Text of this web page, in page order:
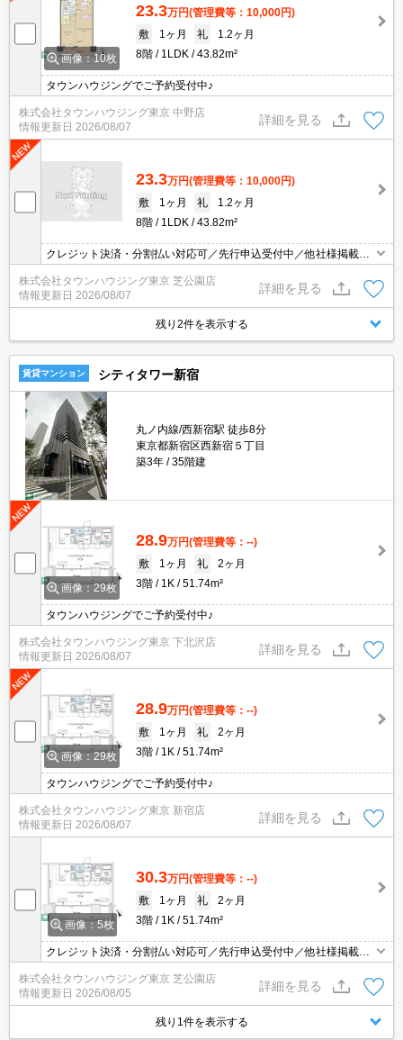
画像：10枚
23.3万円(管理費等：10,000円)
敷
1ヶ月 礼
1.2ヶ月
8階
1LDK 43.82m²
タウンハウジングでご予約受付中♪
株式会社タウンハウジング東京 中野店
情報更新日 2026/08/07
詳細を見る
23.3万円(管理費等：10,000円)
敷
1ヶ月 礼
1.2ヶ月
8階
1LDK 43.82m²
クレジット決済・分割払い対応可／先行申込受付中／他社様掲載物
件もまとめてご案内可能／専任物件多数あり
株式会社タウンハウジング東京 芝公園店
情報更新日 2026/08/07
詳細を見る
残り2件を表示する
賃貸マンション シティタワー新宿
丸ノ内線/西新宿駅 徒歩8分
東京都新宿区西新宿５丁目
築3年
35階建
画像：29枚
28.9万円(管理費等：--)
敷
1ヶ月 礼
2ヶ月
3階
1K 51.74m²
タウンハウジングでご予約受付中♪
株式会社タウンハウジング東京 下北沢店
情報更新日 2026/08/07
詳細を見る
画像：29枚
28.9万円(管理費等：--)
敷
1ヶ月 礼
2ヶ月
3階
1K 51.74m²
タウンハウジングでご予約受付中♪
株式会社タウンハウジング東京 新宿店
情報更新日 2026/08/07
詳細を見る
画像：5枚
30.3万円(管理費等：--)
敷
1ヶ月 礼
2ヶ月
3階
1K 51.74m²
クレジット決済・分割払い対応可／先行申込受付中／他社様掲載物
件もまとめてご案内可能／専任物件多数あり
株式会社タウンハウジング東京 芝公園店
情報更新日 2026/08/05
詳細を見る
残り1件を表示する